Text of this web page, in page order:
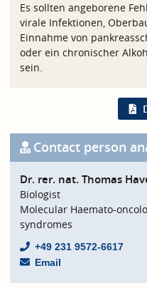
Es sollten angeborene
virale Infektionen,
Einnahme von
oder ein chronischer
sein.
Contact person
Dr. rer. nat. Thomas
Biologist
Molecular Haemato-
syndromes
+49 231 9572-6617
Email